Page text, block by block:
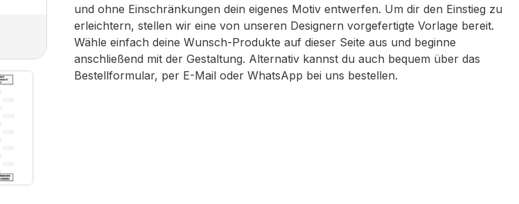
und ohne Einschränkungen dein eigenes Motiv entwerfen. Um dir den Einstieg zu
erleichtern, stellen wir eine von unseren Designern vorgefertigte Vorlage bereit.
Wähle einfach deine Wunsch-Produkte auf dieser Seite aus und beginne
anschließend mit der Gestaltung. Alternativ kannst du auch bequem über das
Bestellformular, per E-Mail oder WhatsApp bei uns bestellen.